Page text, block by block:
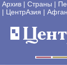
Архив | Страны |
| ЦентрАзия |